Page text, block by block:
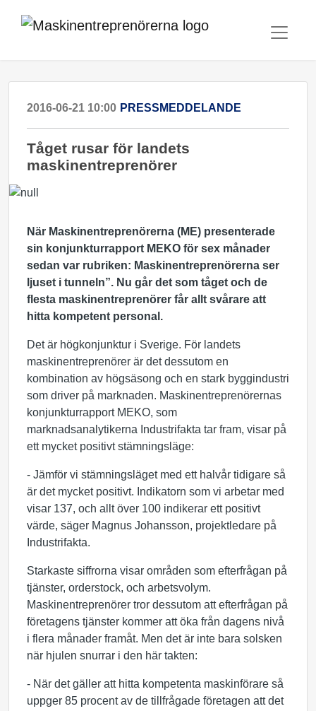
2016-06-21 10:00 PRESSMEDDELANDE
Tåget rusar för landets
maskinentreprenörer
När Maskinentreprenörerna (ME) presenterade
sin konjunkturrapport MEKO för sex månader
sedan var rubriken: Maskinentreprenörerna ser
ljuset i tunneln”. Nu går det som tåget och de
flesta maskinentreprenörer får allt svårare att
hitta kompetent personal.
Det är högkonjunktur i Sverige. För landets
maskinentreprenörer är det dessutom en
kombination av högsäsong och en stark byggindustri
som driver på marknaden. Maskinentreprenörernas
konjunkturrapport MEKO, som
marknadsanalytikerna Industrifakta tar fram, visar på
ett mycket positivt stämningsläge:
­- Jämför vi stämningsläget med ett halvår tidigare så
är det mycket positivt. Indikatorn som vi arbetar med
visar 137, och allt över 100 indikerar ett positivt
värde, säger Magnus Johansson, projektledare på
Industrifakta.
Starkaste siffrorna visar områden som efterfrågan på
tjänster, orderstock, och arbetsvolym.
Maskinentreprenörer tror dessutom att efterfrågan på
företagens tjänster kommer att öka från dagens nivå
i flera månader framåt. Men det är inte bara solsken
när hjulen snurrar i den här takten:
­- När det gäller att hitta kompetenta maskinförare så
uppger 85 procent av de tillfrågade företagen att det